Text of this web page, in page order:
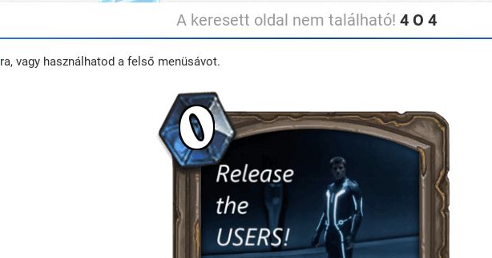
A keresett oldal nem található! 4 O 4
ra, vagy használhatod a felső menüsávot.